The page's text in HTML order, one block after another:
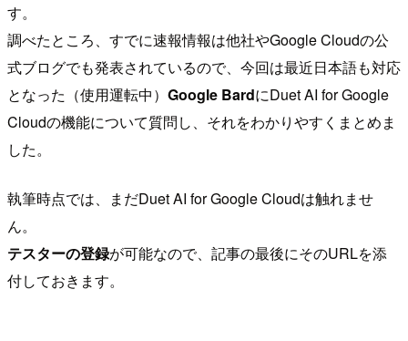
す。
調べたところ、すでに速報情報は他社やGoogle Cloudの公
式ブログでも発表されているので、今回は最近日本語も対応
となった（使用運転中） Google BardにDuet AI for Google
Cloudの機能について質問し、それをわかりやすくまとめま
した。
執筆時点では、まだDuet AI for Google Cloudは触れませ
ん。
テスターの登録が可能なので、記事の最後にそのURLを添
付しておきます。